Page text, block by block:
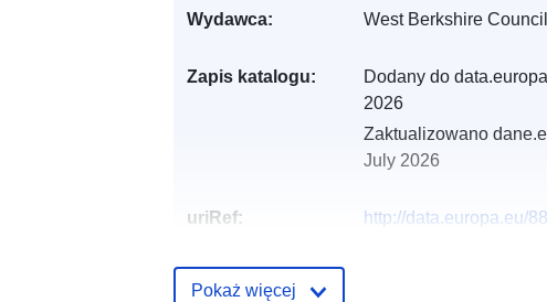
Wydawca: West Berkshire Council
Zapis katalogu: Dodany do
2026
Zaktualizowano
July 2026
uriRef:
http://data.europa.eu/
Pokaż więcej